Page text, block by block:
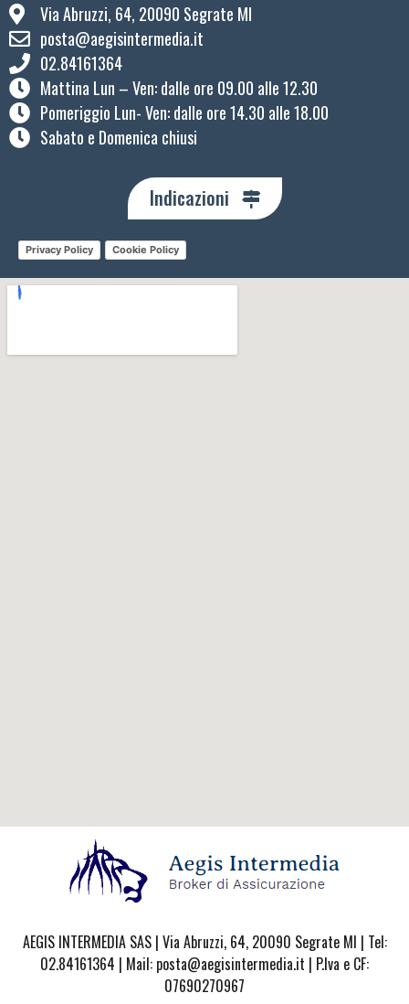
Via Abruzzi, 64, 20090 Segrate MI
posta@aegisintermedia.it
02.84161364
Mattina Lun – Ven: ​dalle ore 09.00 alle 12.30
Pomeriggio Lun- Ven: dalle ore 14.30 alle 18.00
Sabato e Domenica chiusi
Indicazioni
Privacy Policy Cookie Policy
AEGIS INTERMEDIA SAS | Via Abruzzi, 64, 20090 Segrate MI | Tel:
02.84161364 | Mail: posta@aegisintermedia.it | P.Iva e CF:
07690270967